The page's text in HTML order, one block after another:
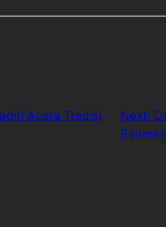
Acara Tradisi
Next: